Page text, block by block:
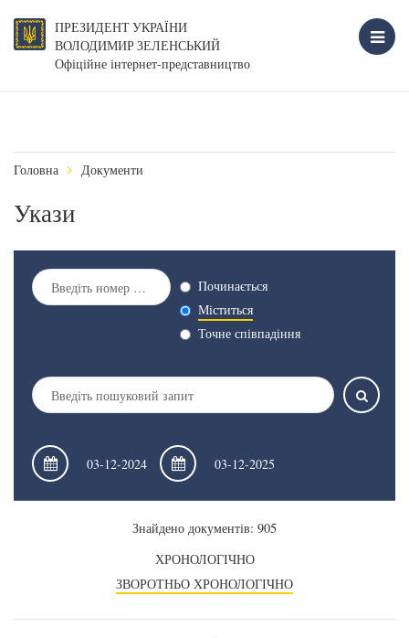
ПРЕЗИДЕНТ УКРАЇНИ
ВОЛОДИМИР ЗЕЛЕНСЬКИЙ
Офіційне інтернет-представництво
Головна Документи
Укази
Починається
Міститься
Точне співпадіння
Знайдено документів: 905
ХРОНОЛОГІЧНО
ЗВОРОТНЬО ХРОНОЛОГІЧНО